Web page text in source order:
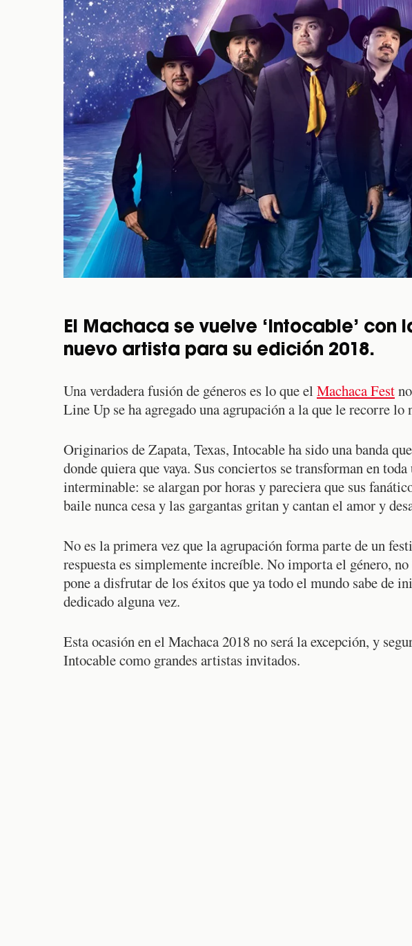
El Machaca se vuelve ‘Intocable’ con
nuevo artista para su edición 2018.
Una verdadera fusión de géneros es lo que el Machaca Fest
Line Up se ha agregado una agrupación a la que le recorre
Originarios de Zapata, Texas, Intocable ha sido una banda
donde quiera que vaya. Sus conciertos se transforman en
interminable: se alargan por horas y pareciera que sus
baile nunca cesa y las gargantas gritan y cantan el amor y
No es la primera vez que la agrupación forma parte de un
respuesta es simplemente increíble. No importa el género,
pone a disfrutar de los éxitos que ya todo el mundo sabe de
dedicado alguna vez.
Esta ocasión en el Machaca 2018 no será la excepción, y
Intocable como grandes artistas invitados.